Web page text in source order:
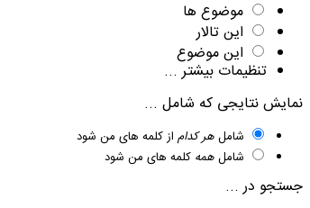
موضوع ها
این تالار
این موضوع
تنظیمات بیشتر ...
نمایش نتایجی که شامل ...
شاملهر کدام از کلمه های من شود
شاملهمه کلمه های من شود
جستجو در ...